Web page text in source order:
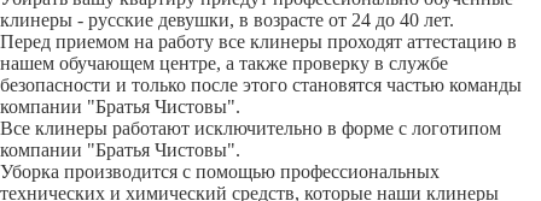
клинеры - русские девушки, в возрасте от 24 до 40 лет.
Перед приемом на работу все клинеры проходят аттестацию в
нашем обучающем центре, а также проверку в службе
безопасности и только после этого становятся частью команды
компании "Братья Чистовы".
Все клинеры работают исключительно в форме с логотипом
компании "Братья Чистовы".
Уборка производится с помощью профессиональных
технических и химический средств, которые наши клинеры